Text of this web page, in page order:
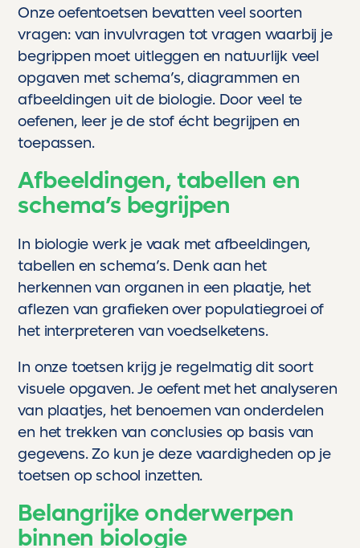
Onze oefentoetsen bevatten veel soorten
vragen: van invulvragen tot vragen waarbij je
begrippen moet uitleggen en natuurlijk veel
opgaven met schema’s, diagrammen en
afbeeldingen uit de biologie. Door veel te
oefenen, leer je de stof écht begrijpen en
toepassen.
Afbeeldingen, tabellen en
schema’s begrijpen
In biologie werk je vaak met afbeeldingen,
tabellen en schema’s. Denk aan het
herkennen van organen in een plaatje, het
aflezen van grafieken over populatiegroei of
het interpreteren van voedselketens.
In onze toetsen krijg je regelmatig dit soort
visuele opgaven. Je oefent met het analyseren
van plaatjes, het benoemen van onderdelen
en het trekken van conclusies op basis van
gegevens. Zo kun je deze vaardigheden op je
toetsen op school inzetten.
Belangrijke onderwerpen
binnen biologie